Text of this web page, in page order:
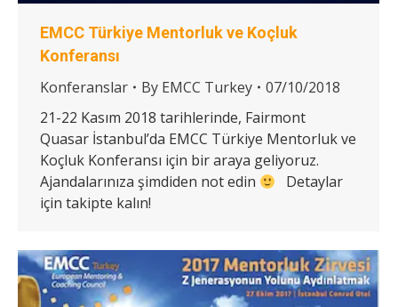
EMCC Türkiye Mentorluk ve Koçluk
Konferansı
Konferanslar By EMCC Turkey
07/10/2018
21-22 Kasım 2018 tarihlerinde, Fairmont
Quasar İstanbul’da EMCC Türkiye Mentorluk ve
Koçluk Konferansı için bir araya geliyoruz.
Ajandalarınıza şimdiden not edin
Detaylar
için takipte kalın!